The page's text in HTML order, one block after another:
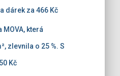
dárek za 466 Kč
MOVA, která
zlevnila o 25 %. S
Kč